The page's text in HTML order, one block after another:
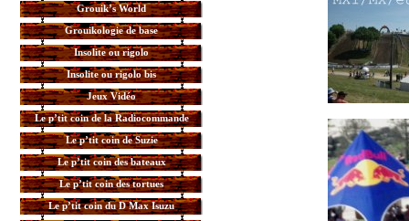
Grouik’s World
Grouikologie de base
Insolite ou rigolo
Insolite ou rigolo bis
Jeux Vidéo
Le p’tit coin de la Radiocommande
Le p’tit coin de Suzie
Le p’tit coin des bateaux
Le p’tit coin des tortues
Le p’tit coin du D Max Isuzu